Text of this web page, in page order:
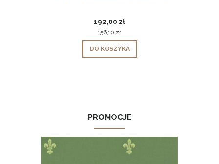
192,00 zł
156,10 zł
DO KOSZYKA
PROMOCJE